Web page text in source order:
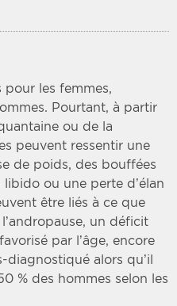
les femmes,
Pourtant, à partir
ou de la
peuvent ressentir une
de poids, des bouffées
ou une perte d’élan
être liés à ce que
un déficit
par l’âge, encore
diagnostiqué alors qu’il
% des hommes selon les